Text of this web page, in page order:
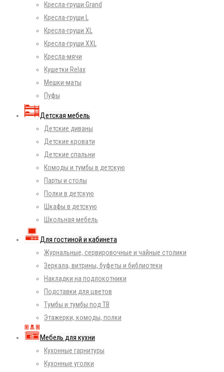
Кресла-груши Grand
Кресла-груши L
Кресла-груши XL
Кресла-груши XXL
Кресла-мячи
Кушетки Relax
Мешки-маты
Пуфы
Детская мебель
Детские диваны
Детские кровати
Детские спальни
Комоды и тумбы в детскую
Парты и столы
Полки в детскую
Шкафы в детскую
Школьная мебель
Для гостиной и кабинета
Журнальные, сервировочные и чайные столики
Зеркала, витрины, буфеты и библиотеки
Накладки на подлокотники
Подставки для цветов
Тумбы и тумбы под ТВ
Этажерки, комоды, полки
Мебель для кухни
Кухонные гарнитуры
Кухонные уголки